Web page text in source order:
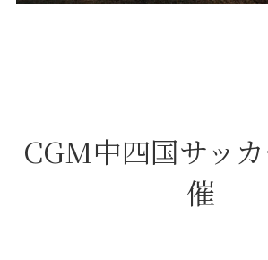
CGM中四国サッ
催